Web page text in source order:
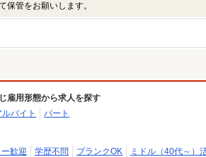
管をお願いします。
雇用形態から求人を探す
ルバイト
パート
歓迎 学歴不問 ブランクOK
ミドル（40代～）